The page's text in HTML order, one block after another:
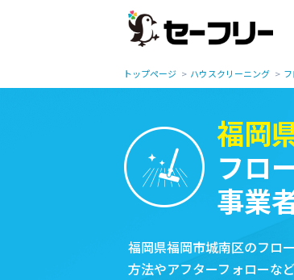
トップページ ハウスクリーニング
福岡
フロ
事業
福岡県福岡市城南区のフロ
方法やアフターフォローな